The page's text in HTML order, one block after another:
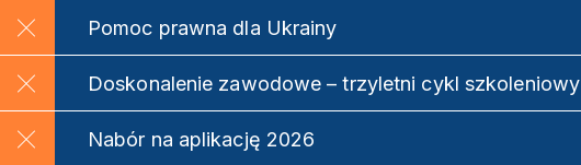
Pomoc prawna dla Ukrainy
Doskonalenie zawodowe – trzyletni cykl szkoleniowy
Nabór na aplikację 2026